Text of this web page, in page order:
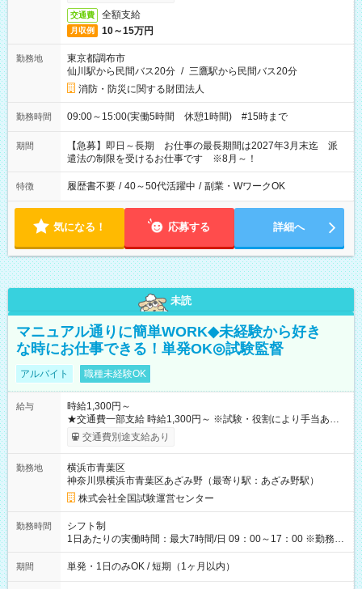
交通費 全額支給
月収例 10～15万円
勤務地
東京都調布市
仙川駅から民間バス20分 / 三鷹駅から民間バス20分
消防・防災に関する財団法人
勤務時間 09:00～15:00(実働5時間 休憩1時間) #15時まで
期間
【急募】即日～長期 お仕事の最長期間は2027年3月末迄 派
遣法の制限を受けるお仕事です ※8月～！
特徴 履歴書不要 / 40～50代活躍中 / 副業・WワークOK
気になる！ 応募する 詳細へ
未読
マニュアル通りに簡単WORK◆未経験から好き
な時にお仕事できる！単発OK◎試験監督
アルバイト 職種未経験OK
給与
時給1,300円～
★交通費一部支給 時給1,300円～ ※試験・役割により手当あり
※勤務回数により昇給あり 【即給（前払い）オプションあ
り！】 希望される場合、勤務から1週間ほどで給与の一部を受け
例】 ・河合塾模擬試験 8:30～17:30（休憩1時間） 時給1,300円
×8時間＝日収10,400円＋交通費 ※当日の役割により時給＋100
円の場合あり ・国家試験 7:00～13:30（休憩なし） 時給1,300
円（役割手当＋100円）×6時間＝日収8,400円＋交通費 【試用期
間】試用期間なし
交通費別途支給あり
勤務地
横浜市青葉区
神奈川県横浜市青葉区あざみ野（最寄り駅：あざみ野駅）
株式会社全国試験運営センター
勤務時間
シフト制
1日あたりの実働時間：最大7時間/日 09：00～17：00 ※勤務時
間は 試験により異なります。
期間 単発・1日のみOK / 短期（1ヶ月以内）